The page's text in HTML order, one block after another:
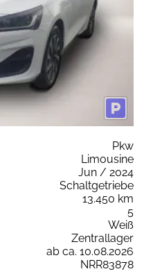
Pkw
Limousine
Jun / 2024
Schaltgetriebe
13.450 km
5
Weiß
Zentrallager
ab ca. 10.08.2026
NRR83878